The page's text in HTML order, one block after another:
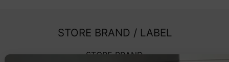
STORE BRAND / LABEL
STORE BRAND